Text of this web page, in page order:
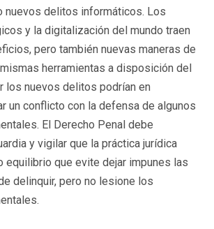
nuevos delitos informáticos. Los
y la digitalización del mundo traen
pero también nuevas maneras de
herramientas a disposición del
los nuevos delitos podrían en
un conflicto con la defensa de algunos
El Derecho Penal debe
y vigilar que la práctica jurídica
equilibrio que evite dejar impunes las
delinquir, pero no lesione los